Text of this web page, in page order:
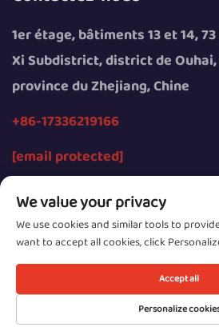
1er étage, bâtiments 13 et 14,
Xi Subdistrict, district de
province du Zhejiang, Chine
+86-17336219166
[email protected]
Intelligent Equipment
We value your privacy
We use cookies and similar tools to
want to accept all cookies, click
Personalize
Accept all